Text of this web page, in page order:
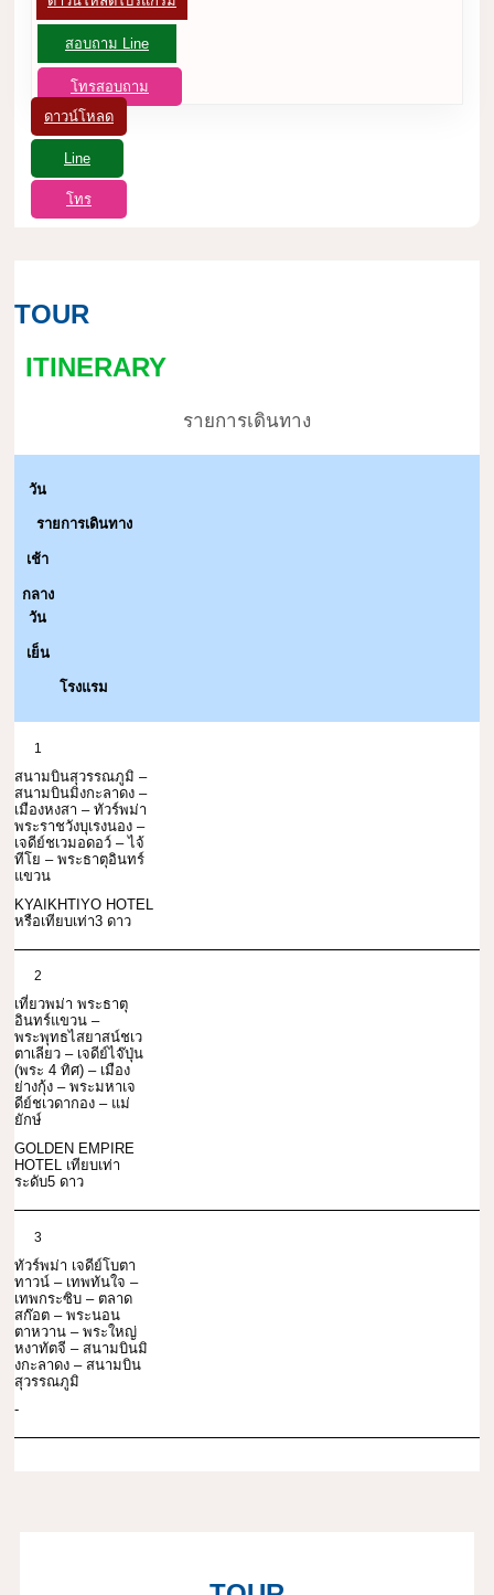
สอบถาม Line
โทรสอบถาม
ดาวน์โหลด
Line
โทร
TOUR
ITINERARY
รายการเดินทาง
วัน
รายการเดินทาง
เช้า
กลาง
วัน
เย็น
โรงแรม
1
สนามบินสุวรรณภูมิ –
สนามบินมิงกะลาดง –
เมืองหงสา – ทัวร์พม่า
พระราชวังบุเรงนอง –
เจดีย์ชเวมอดอว์ – ไจ้
ทีโย – พระธาตุอินทร์
แขวน
KYAIKHTIYO HOTEL
หรือเทียบเท่า3 ดาว
2
เที่ยวพม่า พระธาตุ
อินทร์แขวน –
พระพุทธไสยาสน์ชเว
ตาเลียว – เจดีย์ไจ๊ปุ่น
(พระ 4 ทิศ) – เมือง
ย่างกุ้ง – พระมหาเจ
ดีย์ชเวดากอง – แม่
ยักษ์
GOLDEN EMPIRE
HOTEL เทียบเท่า
ระดับ5 ดาว
3
ทัวร์พม่า เจดีย์โบตา
ทาวน์ – เทพทันใจ –
เทพกระซิบ – ตลาด
สก๊อต – พระนอน
ตาหวาน – พระใหญ่
หงาทัตจี – สนามบินมิ
งกะลาดง – สนามบิน
สุวรรณภูมิ
-